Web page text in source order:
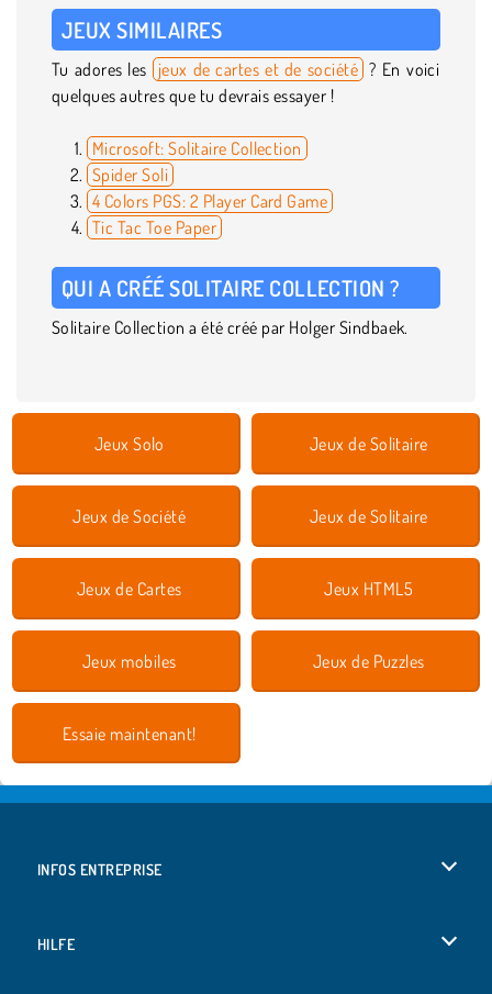
JEUX SIMILAIRES
Tu adores les jeux de cartes et de société ? En voici
quelques autres que tu devrais essayer !
Microsoft: Solitaire Collection
Spider Soli
4 Colors PGS: 2 Player Card Game
Tic Tac Toe Paper
QUI A CRÉÉ SOLITAIRE COLLECTION ?
Solitaire Collection a été créé par Holger Sindbaek.
Jeux Solo Jeux de Solitaire
Jeux de Société Jeux de Solitaire
Jeux de Cartes Jeux HTML5
Jeux mobiles Jeux de Puzzles
Essaie maintenant!
INFOS ENTREPRISE
HILFE